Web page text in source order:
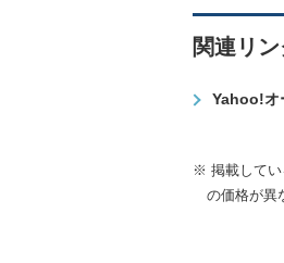
関連リン
Yahoo!オ
※ 掲載してい
の価格が異